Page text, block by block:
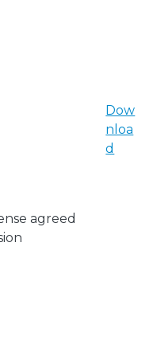
agreed
Dow
nloa
d